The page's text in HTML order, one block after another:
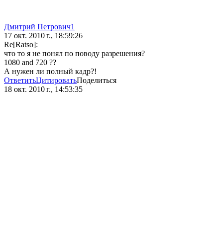
Дмитрий Петрович1
17 окт. 2010 г., 18:59:26
Re[Ratso]:
что то я не понял по поводу разрешения?
1080 and 720 ??
А нужен ли полный кадр?!
ОтветитьЦитироватьПоделиться
18 окт. 2010 г., 14:53:35